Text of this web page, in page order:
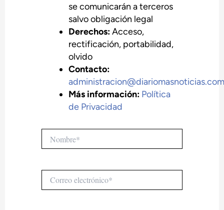
se comunicarán a terceros
salvo obligación legal
Derechos:Acceso,
rectificación, portabilidad,
olvido
Contacto:
administracion@diariomasnoticias.com
Más información: Política
de Privacidad
electrónico*